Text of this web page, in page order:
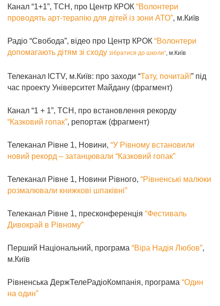
Канал “1+1”, ТСН, про Центр КРОК “Волонтери
проводять арт-терапію для дітей із зони АТО”, м.Київ
Радіо “Свобода”, відео про Центр КРОК “Волонтери
допомагають дітям зі сходу зібратися до школи“, м.Київ
Телеканал ICTV, м.Київ: про заходи “Тату, почитай!” під
час проекту Університет Майдану (фрагмент)
Канал “1 + 1”, ТСН, про встановлення рекорду
“Казковий гопак”, репортаж (фрагмент)
Телеканал Рівне 1, Новини, “У Рівному встановили
новий рекорд – затанцювали “Казковий гопак”
Телеканал Рівне 1, Новини Рівного, “Рівненські малюки
розмалювали книжкові шпаківні”
Телеканал Рівне 1, пресконференція “Фестиваль
Дивокрай в Рівному”
Перший Національний, програма “Віра Надія Любов”,
м.Київ
Рівненська ДержТелеРадіоКомпанія, програма “Один
на один”